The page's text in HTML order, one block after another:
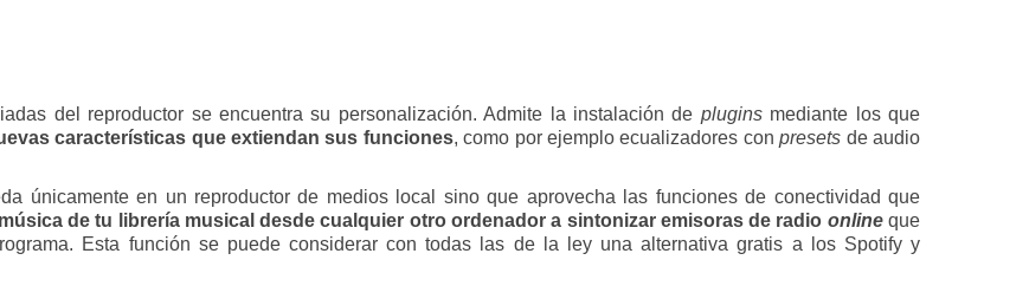
del reproductor se encuentra su personalización. Admite la instalación de pluginsmediante los que
características que extiendan sus funciones, como por ejemplo ecualizadores conpresets de audio
únicamente en un reproductor de medios local sino que aprovecha las funciones de conectividad que
de tu librería musical desde cualquier otro ordenador a sintonizar emisoras de radio onlineque
Esta función se puede considerar con todas las de la ley una alternativa gratis a los Spotify y